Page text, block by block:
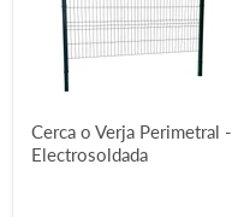
CARACTERISTICAS
CÓDIGO
Cerca o Verja Perimetral -
Electrosoldada